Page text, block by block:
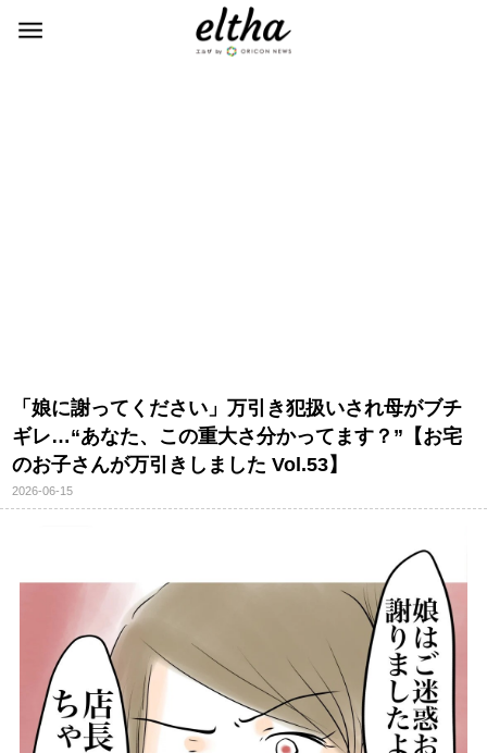
「娘に謝ってください」万引き犯扱いされ母がブチ
ギレ…“あなた、この重大さ分かってます？”【お宅
のお子さんが万引きしました Vol.53】
2026-06-15